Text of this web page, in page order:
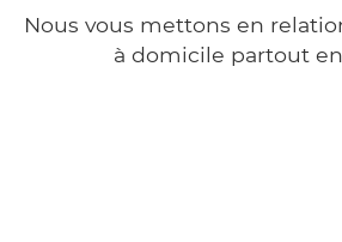
Nous vous mettons en
à domicile partout